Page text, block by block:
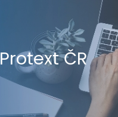
Protext ČR